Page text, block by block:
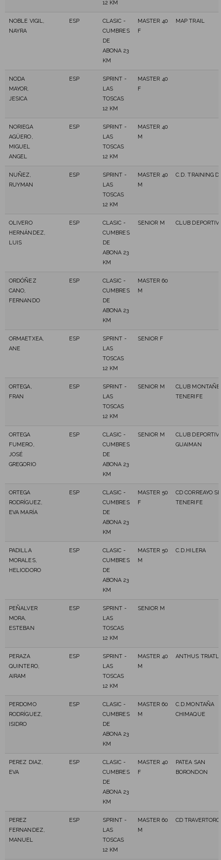
12 KM
NOBLE VIGIL,
NAYRA
ESP
CLASIC -
CUMBRES
DE
ABONA 23
KM
MASTER 40
F
MAP TRAIL
NODA
MAYOR,
JESICA
ESP
SPRINT -
LAS
TOSCAS
12 KM
MASTER 40
F
NORIEGA
AGÜERO,
MIGUEL
ANGEL
ESP
SPRINT -
LAS
TOSCAS
12 KM
MASTER 40
M
NUÑEZ,
RUYMAN
ESP
SPRINT -
LAS
TOSCAS
12 KM
MASTER 40
M
C.D. TRAINING
OLIVERO
HERNÁNDEZ,
LUIS
ESP
CLASIC -
CUMBRES
DE
ABONA 23
KM
SENIOR M CLUB
ORDÓÑEZ
CANO,
FERNANDO
ESP
CLASIC -
CUMBRES
DE
ABONA 23
KM
MASTER 60
M
ORMAETXEA,
ANE
ESP
SPRINT -
LAS
TOSCAS
12 KM
SENIOR F
ORTEGA,
FRAN
ESP
SPRINT -
LAS
TOSCAS
12 KM
SENIOR M
CLUB
TENERIFE
ORTEGA
FUMERO,
JOSÉ
GREGORIO
ESP
CLASIC -
CUMBRES
DE
ABONA 23
KM
SENIOR M
CLUB
GUAIMAN
ORTEGA
RODRÍGUEZ,
EVA MARÍA
ESP
CLASIC -
CUMBRES
DE
ABONA 23
KM
MASTER 50
F
CD CORREAYO
TENERIFE
PADILLA
MORALES,
HELIODORO
ESP
CLASIC -
CUMBRES
DE
ABONA 23
KM
MASTER 50
M
C.D.HILERA
PEÑALVER
MORA,
ESTEBAN
ESP
SPRINT -
LAS
TOSCAS
12 KM
SENIOR M
PERAZA
QUINTERO,
AIRAM
ESP
SPRINT -
LAS
TOSCAS
12 KM
MASTER 40
M
ANTHUS
PERDOMO
RODRÍGUEZ,
ISIDRO
ESP
CLASIC -
CUMBRES
DE
ABONA 23
KM
MASTER 60
M
C.D.MONTAÑA
CHIMAQUE
PEREZ DIAZ,
EVA
ESP
CLASIC -
CUMBRES
DE
ABONA 23
KM
MASTER 40
F
PATEA SAN
BORONDON
PEREZ
FERNANDEZ,
MANUEL
ESP
SPRINT -
LAS
TOSCAS
12 KM
MASTER 60
M
CD TRAVERTORO